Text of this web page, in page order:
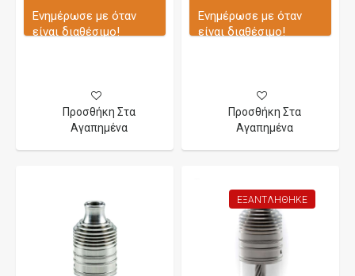
Ενημέρωσε με όταν
είναι διαθέσιμο!
Προσθήκη Στα
Αγαπημένα
Ενημέρωσε με όταν
είναι διαθέσιμο!
Προσθήκη Στα
Αγαπημένα
ΕΞΑΝΤΛΉΘΗΚΕ